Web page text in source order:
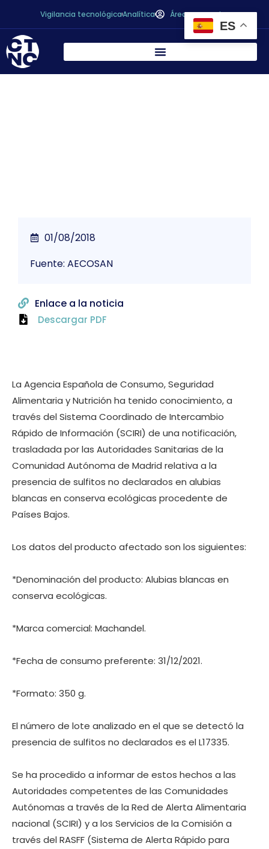
Vigilancia tecnológicaAnalítica Área personal
La Agencia Española de Consumo, Seguridad
Alimentaria y Nutrición ha tenido conocimiento, a
través del Sistema Coordinado de Intercambio
Rápido de Información (SCIRI) de una notificación,
trasladada por las Autoridades Sanitarias de la
Comunidad Autónoma de Madrid relativa a la
presencia de sulfitos no declarados en alubias
blancas en conserva ecológicas procedente de
Países Bajos.
Los datos del producto afectado son los siguientes:
*Denominación del producto: Alubias blancas en
conserva ecológicas.
*Marca comercial: Machandel.
*Fecha de consumo preferente: 31/12/2021.
*Formato: 350 g.
El número de lote analizado en el que se detectó la
presencia de sulfitos no declarados es el L17335.
Se ha procedido a informar de estos hechos a las
Autoridades competentes de las Comunidades
Autónomas a través de la Red de Alerta Alimentaria
nacional (SCIRI) y a los Servicios de la Comisión a
través del RASFF (Sistema de Alerta Rápido para
01/08/2018
Fuente: AECOSAN
Enlace a la noticia
Descargar PDF
ES